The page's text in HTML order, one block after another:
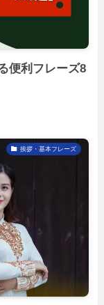
便利フレーズ8
挨拶・基本フレーズ